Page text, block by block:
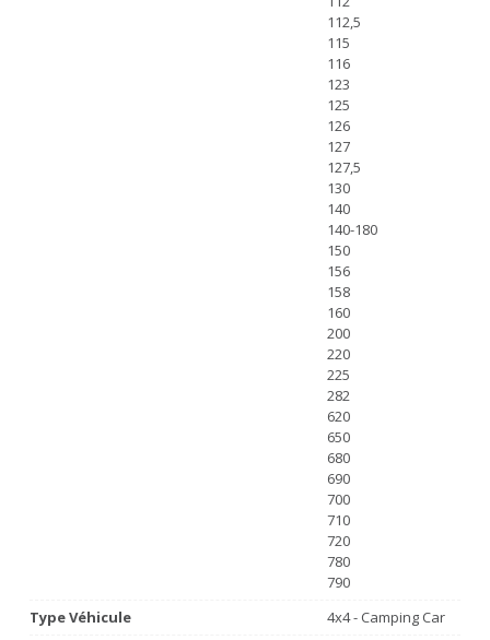
112,5
115
116
123
125
126
127
127,5
130
140
140-180
150
156
158
160
200
220
225
282
620
650
680
690
700
710
720
780
790
Type Véhicule
4x4 - Camping Car